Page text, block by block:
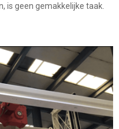
is geen gemakkelijke taak.